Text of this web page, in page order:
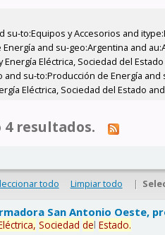
to:Equipos y Accesorios and
and su-geo:Argentina and
Eléctrica, Sociedad del
su-to:Producción de Energía
Eléctrica, Sociedad del Estado
resultados.
todo Limpiar todo |
San Antonio Oeste,
Sociedad delEstado.